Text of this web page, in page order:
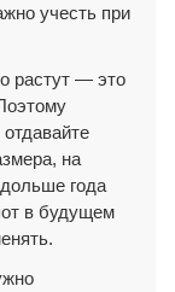
учесть при
растут — это
на
года
в будущем